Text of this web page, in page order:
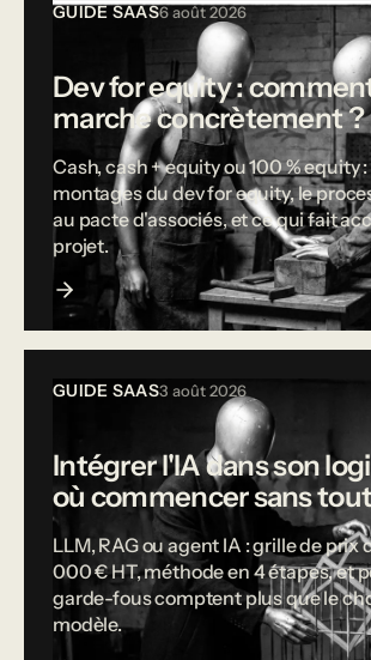
GUIDE SAAS6 août 2026
Dev for equity :
marche concrètement ?
Cash, cash + equity ou 100 % equity
montages du dev for equity, le
au pacte d'associés, et ce qui fait
projet.
GUIDE SAAS3 août 2026
Intégrer l'IA dans son
où commencer sans
LLM, RAG ou agent IA : grille de prix
000 € HT, méthode en 4 étapes, et
garde-fous comptent plus que le
modèle.